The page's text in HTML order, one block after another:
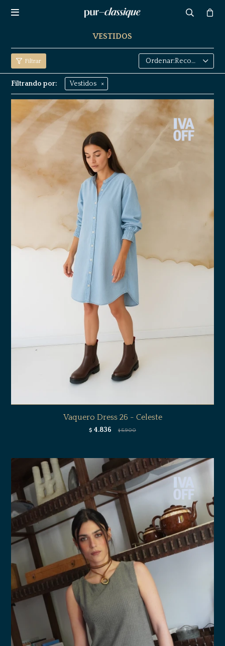

VESTIDOS
Recomendados
Filtrando por: Vestidos
Vaquero Dress 26 - Celeste
$ 4.836 $ 5.900